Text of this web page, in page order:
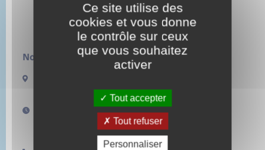
Nous contacter :
27480 LORLEAU
Horaires d'ouverture :
Lundi de 14h à 17h
Samedi de 11h à 12h
Ce site utilise des
cookies et vous donne
le contrôle sur ceux
que vous souhaitez
activer
Tout accepter
Tout refuser
Personnaliser